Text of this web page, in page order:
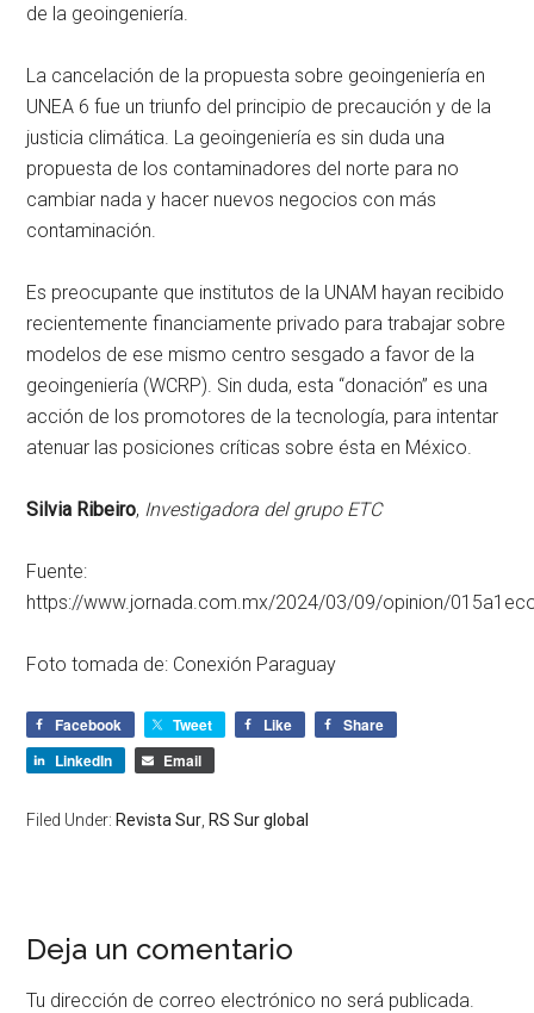
de la geoingeniería.
La cancelación de la propuesta sobre geoingeniería en
UNEA 6 fue un triunfo del principio de precaución y de la
justicia climática. La geoingeniería es sin duda una
propuesta de los contaminadores del norte para no
cambiar nada y hacer nuevos negocios con más
contaminación.
Es preocupante que institutos de la UNAM hayan recibido
recientemente financiamente privado para trabajar sobre
modelos de­ ese mismo centro sesgado a favor de la
geoingeniería (WCRP). Sin duda, esta donación es una
acción de los promotores de la tecnología, para intentar
atenuar las posiciones críticas sobre ésta en México.
Silvia Ribeiro, Investigadora del grupo ETC
Fuente:
https://www.jornada.com.mx/2024/03/09/opinion/
Foto tomada de: Conexión Paraguay
Facebook Tweet Like
Share
LinkedIn
Email
Filed Under: Revista Sur RS Sur global
Deja un comentario
Tu dirección de correo electrónico no será publicada.